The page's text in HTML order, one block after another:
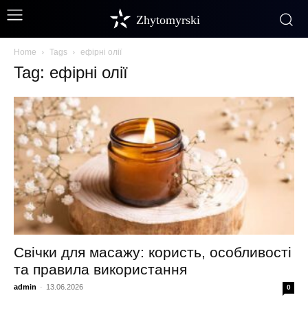
Zhytomyrski
Home Tags ефірні олії
Tag: ефірні олії
Свічки для масажу: користь, особливості
та правила використання
admin - 13.06.2026 0